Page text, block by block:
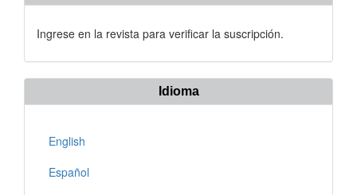
Ingrese en la revista para verificar la suscripción.
Idioma
English
Español